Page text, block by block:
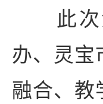
此次
办、灵宝
融合、教